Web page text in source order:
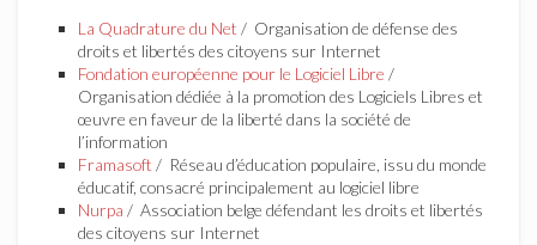
La Quadrature du Net / Organisation de défense des
droits et libertés des citoyens sur Internet
Fondation européenne pour le Logiciel Libre /
Organisation dédiée à la promotion des Logiciels Libres et
œuvre en faveur de la liberté dans la société de
l’information
Framasoft / Réseau d’éducation populaire, issu du monde
éducatif, consacré principalement au logiciel libre
Nurpa / Association belge défendant les droits et libertés
des citoyens sur Internet